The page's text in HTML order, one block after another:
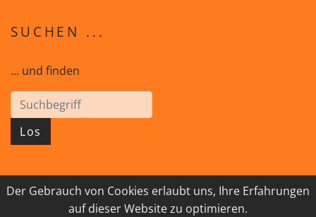
Der Gebrauch von Cookies erlaubt uns, Ihre Erfahrungen
auf dieser Website zu optimieren.
SUCHEN ...
... und finden
Los
© 2026 GEISTreich - Diözese Innsbruck